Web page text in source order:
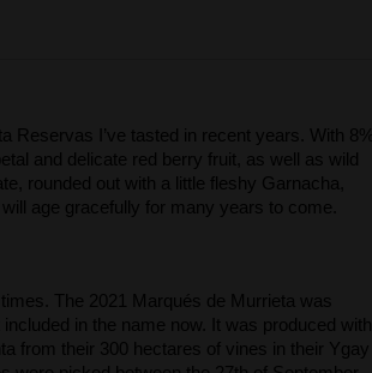
I’ve tasted in recent years. With 8%
and delicate red berry fruit, as well as wild
rounded out with a little fleshy Garnacha,
age gracefully for many years to come.
The 2021 Marqués de Murrieta was
in the name now. It was produced with
from their 300 hectares of vines in their Ygay